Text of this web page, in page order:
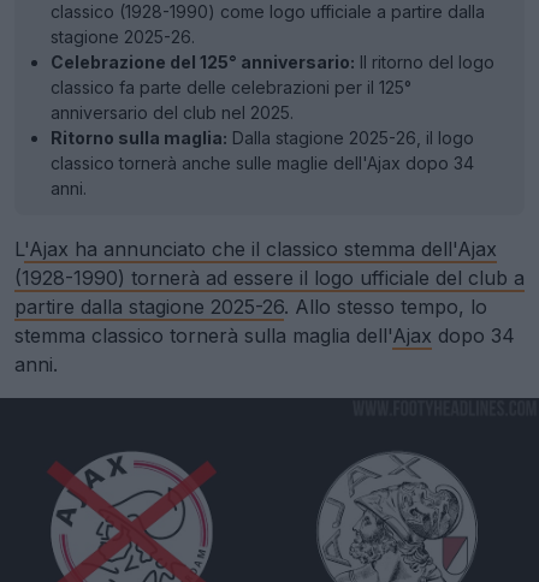
classico (1928-1990) come logo ufficiale a partire dalla
stagione 2025-26.
Celebrazione del 125° anniversario: Il ritorno del logo
classico fa parte delle celebrazioni per il 125°
anniversario del club nel 2025.
Ritorno sulla maglia: Dalla stagione 2025-26, il logo
classico tornerà anche sulle maglie dell'Ajax dopo 34
anni.
L'Ajax ha annunciato che il classico stemma dell'Ajax
(1928-1990) tornerà ad essere il logo ufficiale del club a
partire dalla stagione 2025-26. Allo stesso tempo, lo
stemma classico tornerà sulla maglia dell'Ajax dopo 34
anni.